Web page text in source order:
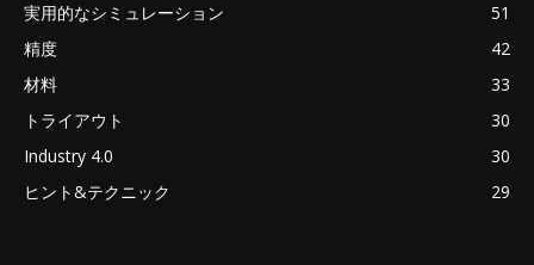
実用的なシミュレーション
51
精度
42
材料
33
トライアウト
30
Industry 4.0
30
ヒント&テクニック
29